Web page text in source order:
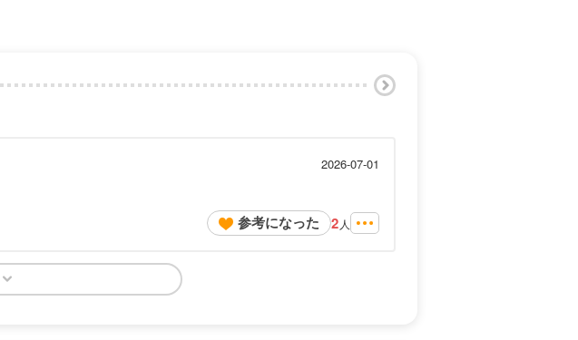
2026-07-01
参考になった 2 人